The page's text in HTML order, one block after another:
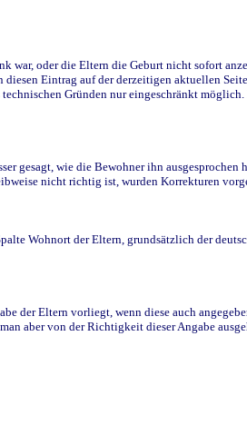
war, oder die Eltern die Geburt nicht sofort
Eintrag auf der derzeitigen aktuellen
Gründen nur eingeschränkt
gesagt, wie die Bewohner ihn ausgesprochen
nicht richtig ist, wurden Korrekturen
Wohnort der Eltern, grundsätzlich der
der Eltern vorliegt, wenn diese auch
aber von der Richtigkeit dieser Angabe